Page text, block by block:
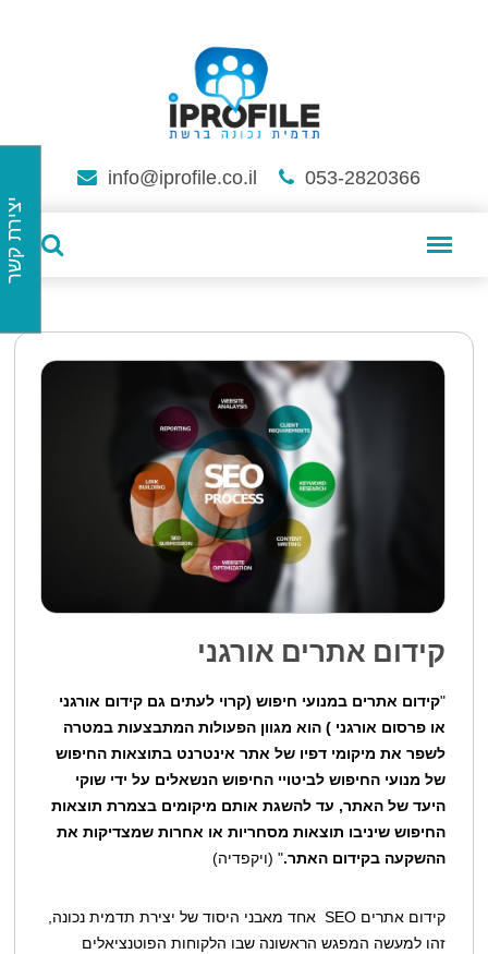
info@iprofile.co.il 053-2820366
קידום אתרים אורגני
"קידום אתרים במנועי חיפוש (קרוי לעתים גם קידום אורגני
או פרסום אורגני ) הוא מגוון הפעולות המתבצעות במטרה
לשפר את מיקומי דפיו של אתר אינטרנט בתוצאות החיפוש
של מנועי החיפוש לביטויי החיפוש הנשאלים על ידי שוקי
היעד של האתר, עד להשגת אותם מיקומים בצמרת תוצאות
החיפוש שיניבו תוצאות מסחריות או אחרות שמצדיקות את
ההשקעה בקידום האתר." (ויקפדיה)
קידום אתרים SEO אחד מאבני היסוד של יצירת תדמית נכונה,
זהו למעשה המפגש הראשונה שבו הלקוחות הפוטנציאלים
יצירת קשר